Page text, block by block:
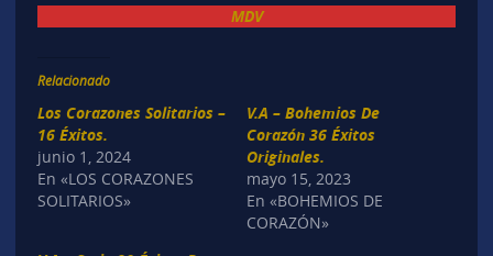
MDV
Relacionado
Los Corazones Solitarios –
16 Éxitos.
junio 1, 2024
En «LOS CORAZONES
SOLITARIOS»
V.A – Bohemios De
Corazón 36 Éxitos
Originales.
mayo 15, 2023
En «BOHEMIOS DE
CORAZÓN»